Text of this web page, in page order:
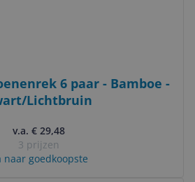
6 paar - Bamboe -
Lichtbruin
v.a. € 29,48
3 prijzen
naar goedkoopste